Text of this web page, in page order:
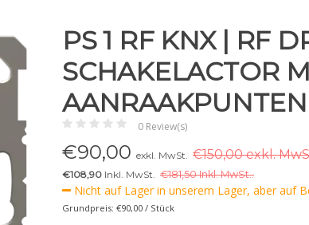
PS 1 RF KNX | RF
SCHAKELACTOR
AANRAAKPUNTEN
0 Review(s)
€90,00 exkl. MwSt. €150,00 exkl.
€108,90 Inkl. MwSt. €181,50 Inkl. MwSt..
Nicht auf Lager in unserem Lager, aber auf
Grundpreis: €90,00 / Stück